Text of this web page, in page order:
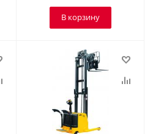
В корзину